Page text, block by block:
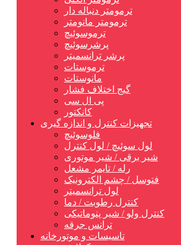
ترمومتر دنباله دار
ترمومتر مانومتر
ترموسوئیچ
پرشرسوئیچ
پرشر ترانسمیتر
ترموستات
مانوستات
گیج اختلاف فشار
پی ال سی
کانکتور
تجهیزات کنترل و اندازه گیری
فلوسوئیچ
لول سوئیچ / لول کنترل
شیر برقی / شیر موتوری
رله / تایمر مشعل
فتوسل / چشم الکترونیک
لول ترانسمیتر
کنترل رطوبت / دما
کنترل ولو / شیر پنوماتیکی
ترانس جرقه
تاسیسات و موتورخانه